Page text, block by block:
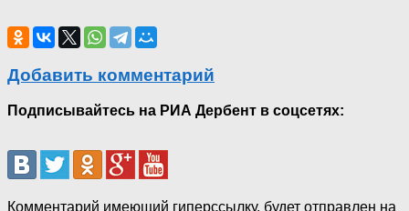
Добавить комментарий
Подписывайтесь на РИА Дербент в соцсетях:
Комментарий имеющий гиперссылку, будет отправлен на